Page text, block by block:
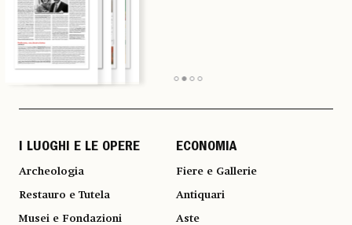
I LUOGHI E LE OPERE
Archeologia
Restauro e Tutela
Musei e Fondazioni
ECONOMIA
Fiere e Gallerie
Antiquari
Aste